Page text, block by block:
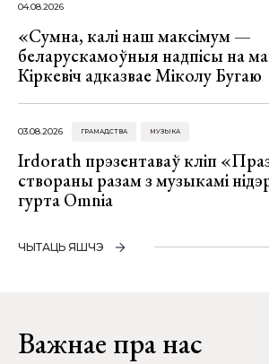
04.08.2026
«Сумна, калі наш максімум —
беларускамоўныя надпісы на
Кіркевіч адказвае Міколу Бугаю
03.08.2026 ГРАМАДСТВА МУЗЫКА
Irdorath прэзентаваў кліп
створаны разам з музыкамі
гурта Omnia
ЧЫТАЦЬ ЯШЧЭ
Важнае пра нас